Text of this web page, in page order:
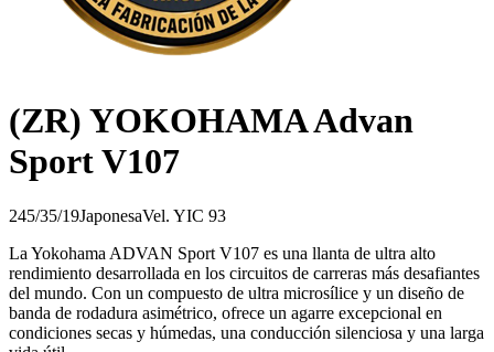
(ZR) YOKOHAMA Advan
Sport V107
245/35/19JaponesaVel. YIC 93
La Yokohama ADVAN Sport V107 es una llanta de ultra alto
rendimiento desarrollada en los circuitos de carreras más desafiantes
del mundo. Con un compuesto de ultra microsílice y un diseño de
banda de rodadura asimétrico, ofrece un agarre excepcional en
condiciones secas y húmedas, una conducción silenciosa y una larga